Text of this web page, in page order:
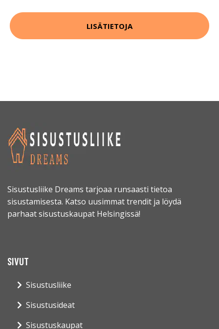
LISÄTIETOJA
Sisustusliike Dreams tarjoaa runsaasti tietoa
sisustamisesta. Katso uusimmat trendit ja löydä
parhaat sisustuskaupat Helsingissä!
SIVUT
Sisustusliike
Sisustusideat
Sisustuskaupat